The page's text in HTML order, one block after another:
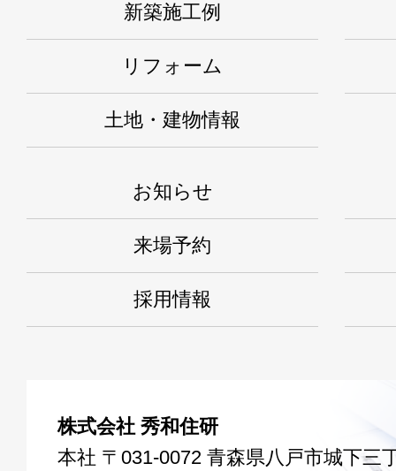
新築施工例
リフォーム
土地・建物情報
お知らせ
来場予約
採用情報
株式会社 秀和住研
本社 〒031-0072 青森県八戸市城下三